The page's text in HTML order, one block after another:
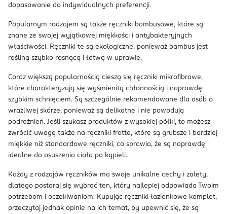
dopasowanie do indywidualnych preferencji.
Popularnym rodzajem są także ręczniki bambusowe, które są
znane ze swojej wyjątkowej miękkości i antybakteryjnych
właściwości. Ręczniki te są ekologiczne, ponieważ bambus jest
rośliną szybko rosnącą i łatwą w uprawie.
Coraz większą popularnością cieszą się ręczniki mikrofibrowe,
które charakteryzują się wyśmienitą chłonnością i naprawdę
szybkim schnięciem. Są szczególnie rekomendowane dla osób o
wrażliwej skórze, ponieważ są delikatne i nie powodują
podrażnień. Jeśli szukasz produktów z wysokiej półki, to możesz
zwrócić uwagę także na ręczniki frotte, które są grubsze i bardziej
miękkie niż standardowe ręczniki, co sprawia, że są naprawdę
idealne do osuszenia ciała po kąpieli.
Każdy z rodzajów ręczników ma swoje unikalne cechy i zalety,
dlatego postaraj się wybrać ten, który najlepiej odpowiada Twoim
potrzebom i oczekiwaniom. Kupując ręczniki łazienkowe komplet,
przeczytaj jednak opinie na ich temat, by upewnić się, że są